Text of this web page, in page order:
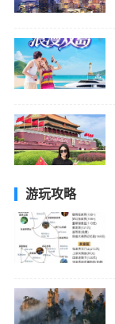
游玩攻略